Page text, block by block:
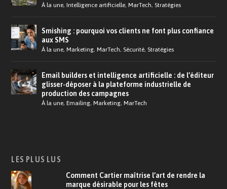
À la une,Intelligence artificielle,MarTech, Stratégies
Smishing : pourquoi vos clients ne font plus confiance
aux SMS
À la une,Marketing,MarTech, Sécurité, Stratégies
Email builders et intelligence artificielle : de l’éditeur
glisser-déposer à la plateforme industrielle de
production des campagnes
À la une,Emailing,Marketing,MarTech
LES PLUS LUS
Comment Cartier maîtrise l’art de rendre la
marque désirable pour les fêtes